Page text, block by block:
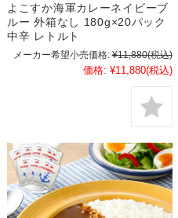
よこすか海軍カレーネイビーブ
ルー 外箱なし 180g×20パック
中辛 レトルト
メーカー希望小売価格: ¥11,880(税込)
価格: ¥11,880(税込)